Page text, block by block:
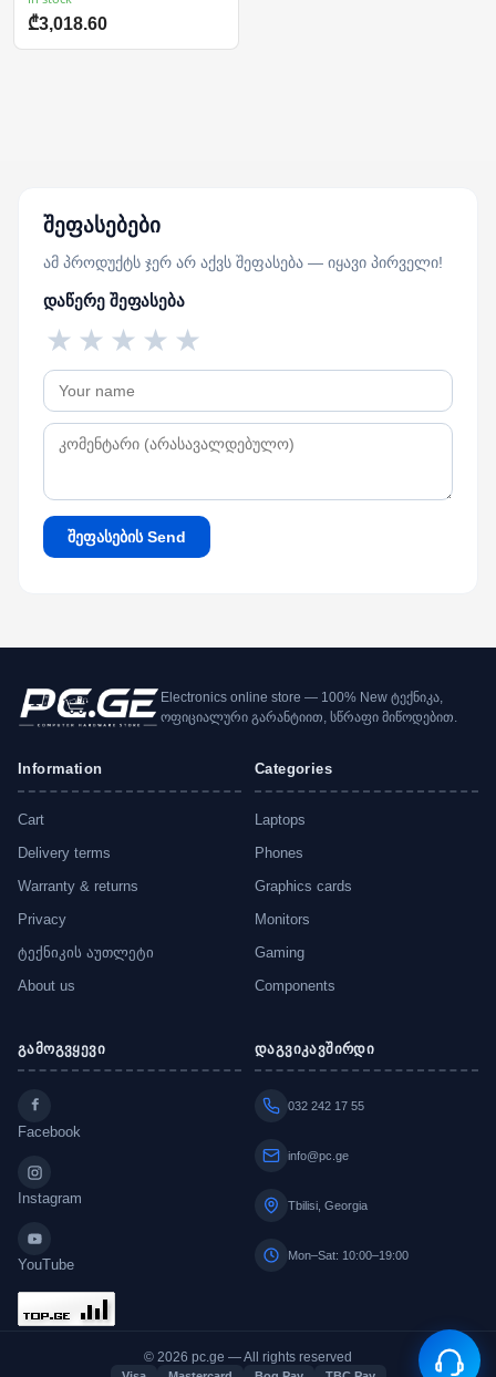
₾3,018.60
შეფასებები
ამ პროდუქტს ჯერ არ აქვს შეფასება — იყავი პირველი!
დაწერე შეფასება
★
★
★
★
★
შეფასების Send
Electronics online store — 100% New ტექნიკა,
ოფიციალური გარანტიით, სწრაფი მიწოდებით.
Information
Cart
Delivery terms
Warranty & returns
Privacy
ტექნიკის აუთლეტი
About us
Categories
Laptops
Phones
Graphics cards
Monitors
Gaming
Components
გამოგვყევი
Facebook
Instagram
YouTube
დაგვიკავშირდი
032 242 17 55
info@pc.ge
Tbilisi, Georgia
Mon–Sat: 10:00–19:00
© 2026 pc.ge — All rights reserved